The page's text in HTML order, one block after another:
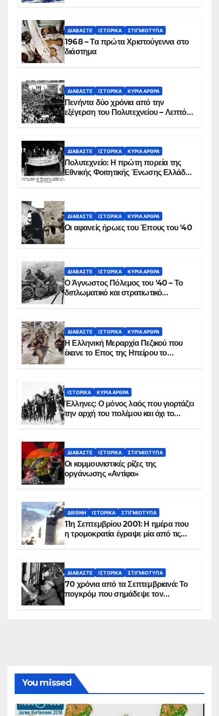
ΔΙΑΒΆΣΤΕ ΙΣΤΟΡΙΚΆ ΣΤΙΓΜΙΌΤΥΠΑ
1968 – Τα πρώτα Χριστούγεννα στο
διάστημα
ΔΙΑΒΆΣΤΕ ΙΣΤΟΡΙΚΆ ΚΥΡΙΑ ΑΡΘΡΑ
Πενήντα δύο χρόνια από την
εξέγερση του Πολυτεχνείου – Λεπτό
ΔΙΑΒΆΣΤΕ ΙΣΤΟΡΙΚΆ ΚΥΡΙΑ ΑΡΘΡΑ
Πολυτεχνείο: Η πρώτη πορεία της
Εθνικής Φοιτητικής Ένωσης Ελλάδος
ΔΙΑΒΆΣΤΕ ΙΣΤΟΡΙΚΆ ΚΥΡΙΑ ΑΡΘΡΑ
Οι αφανείς ήρωες του Έπους του ’40
ΔΙΑΒΆΣΤΕ ΙΣΤΟΡΙΚΆ ΚΥΡΙΑ ΑΡΘΡΑ
Ο Άγνωστος Πόλεμος του ’40 – Το
διπλωματικό και στρατιωτικό
ΔΙΑΒΆΣΤΕ ΙΣΤΟΡΙΚΆ ΚΥΡΙΑ ΑΡΘΡΑ
Η Ελληνική Μεραρχία Πεζικού που
έκανε το Επος της Ηπείρου το
ΙΣΤΟΡΙΚΆ ΚΥΡΙΑ ΑΡΘΡΑ
Έλληνες: Ο μόνος λαός που γιορτάζει
την αρχή του πολέμου και όχι το
ΔΙΑΒΆΣΤΕ ΙΣΤΟΡΙΚΆ ΣΤΙΓΜΙΌΤΥΠΑ
Οι κομμουνιστικές ρίζες της
οργάνωσης «Αντίφα»
ΔΙΕΘΝΉ ΙΣΤΟΡΙΚΆ ΣΤΙΓΜΙΌΤΥΠΑ
11η Σεπτεμβρίου 2001: Η ημέρα που
η τρομοκρατία έγραψε μία από τις
ΔΙΑΒΆΣΤΕ ΙΣΤΟΡΙΚΆ ΣΤΙΓΜΙΌΤΥΠΑ
70 χρόνια από τα Σεπτεμβριανά: Το
πογκρόμ που σημάδεψε τον
You missed